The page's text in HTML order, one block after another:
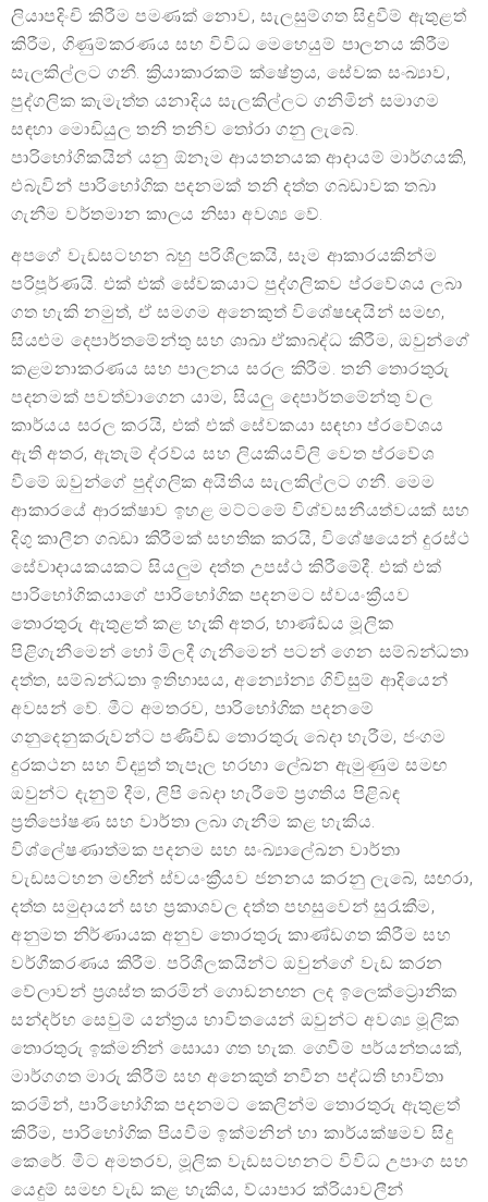
ලියාපදිංචි කිරීම පමණක් නොව, සැලසුම්ගත සිදුවීම් ඇතුළත්
කිරීම, ගිණුම්කරණය සහ විවිධ මෙහෙයුම් පාලනය කිරීම
සැලකිල්ලට ගනී. ක්‍රියාකාරකම් ක්ෂේත්‍රය, සේවක සංඛ්‍යාව,
පුද්ගලික කැමැත්ත යනාදිය සැලකිල්ලට ගනිමින් සමාගම
සඳහා මොඩියුල තනි තනිව තෝරා ගනු ලැබේ.
පාරිභෝගිකයින් යනු ඕනෑම ආයතනයක ආදායම් මාර්ගයකි,
එබැවින් පාරිභෝගික පදනමක් තනි දත්ත ගබඩාවක තබා
ගැනීම වර්තමාන කාලය නිසා අවශ්‍ය වේ.
අපගේ වැඩසටහන බහු පරිශීලකයි, සෑම ආකාරයකින්ම
පරිපූර්ණයි. එක් එක් සේවකයාට පුද්ගලිකව ප්රවේශය ලබා
ගත හැකි නමුත්, ඒ සමගම අනෙකුත් විශේෂඥයින් සමඟ,
සියළුම දෙපාර්තමේන්තු සහ ශාඛා ඒකාබද්ධ කිරීම, ඔවුන්ගේ
කළමනාකරණය සහ පාලනය සරල කිරීම. තනි තොරතුරු
පදනමක් පවත්වාගෙන යාම, සියලු දෙපාර්තමේන්තු වල
කාර්යය සරල කරයි, එක් එක් සේවකයා සඳහා ප්රවේශය
ඇති අතර, ඇතැම් ද්රව්ය සහ ලියකියවිලි වෙත ප්රවේශ
වීමේ ඔවුන්ගේ පුද්ගලික අයිතිය සැලකිල්ලට ගනී. මෙම
ආකාරයේ ආරක්ෂාව ඉහළ මට්ටමේ විශ්වසනීයත්වයක් සහ
දිගු කාලීන ගබඩා කිරීමක් සහතික කරයි, විශේෂයෙන් දුරස්ථ
සේවාදායකයකට සියලුම දත්ත උපස්ථ කිරීමේදී. එක් එක්
පාරිභෝගිකයාගේ පාරිභෝගික පදනමට ස්වයංක්‍රීයව
තොරතුරු ඇතුළත් කළ හැකි අතර, භාණ්ඩය මූලික
පිළිගැනීමෙන් හෝ මිලදී ගැනීමෙන් පටන් ගෙන සම්බන්ධතා
දත්ත, සම්බන්ධතා ඉතිහාසය, අන්‍යෝන්‍ය ගිවිසුම් ආදියෙන්
අවසන් වේ. මීට අමතරව, පාරිභෝගික පදනමේ
ගනුදෙනුකරුවන්ට පණිවිඩ තොරතුරු බෙදා හැරීම, ජංගම
දුරකථන සහ විද්‍යුත් තැපෑල හරහා ලේඛන ඇමුණුම සමඟ
ඔවුන්ට දැනුම් දීම, ලිපි බෙදා හැරීමේ ප්‍රගතිය පිළිබඳ
ප්‍රතිපෝෂණ සහ වාර්තා ලබා ගැනීම කළ හැකිය.
විශ්ලේෂණාත්මක පදනම සහ සංඛ්‍යාලේඛන වාර්තා
වැඩසටහන මඟින් ස්වයංක්‍රීයව ජනනය කරනු ලැබේ, සඟරා,
දත්ත සමුදායන් සහ ප්‍රකාශවල දත්ත පහසුවෙන් සුරැකීම,
අනුමත නිර්ණායක අනුව තොරතුරු කාණ්ඩගත කිරීම සහ
වර්ගීකරණය කිරීම. පරිශීලකයින්ට ඔවුන්ගේ වැඩ කරන
වේලාවන් ප්‍රශස්ත කරමින් ගොඩනඟන ලද ඉලෙක්ට්‍රොනික
සන්දර්භ සෙවුම් යන්ත්‍රය භාවිතයෙන් ඔවුන්ට අවශ්‍ය මූලික
තොරතුරු ඉක්මනින් සොයා ගත හැක. ගෙවීම් පර්යන්තයක්,
මාර්ගගත මාරු කිරීම් සහ අනෙකුත් නවීන පද්ධති භාවිතා
කරමින්, පාරිභෝගික පදනමට කෙලින්ම තොරතුරු ඇතුළත්
කිරීම, පාරිභෝගික පියවීම ඉක්මනින් හා කාර්යක්ෂමව සිදු
කෙරේ. මීට අමතරව, මූලික වැඩසටහනට විවිධ උපාංග සහ
යෙදුම් සමඟ වැඩ කළ හැකිය, ව්යාපාර ක්රියාවලීන්